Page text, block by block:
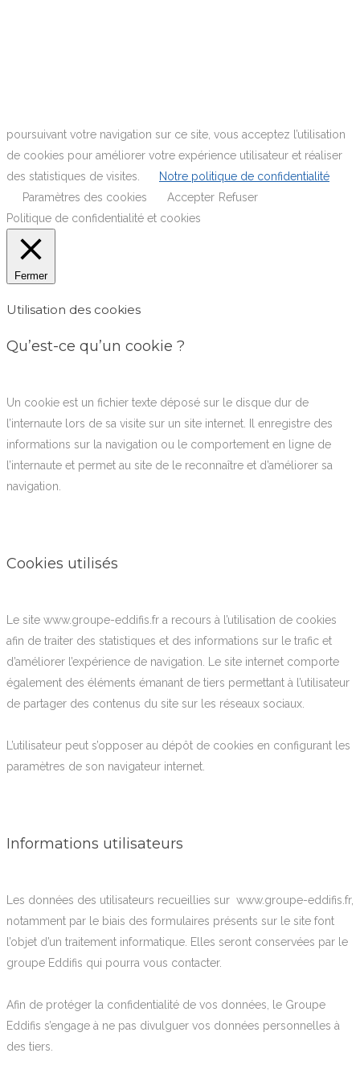
poursuivant votre navigation sur ce site, vous acceptez l’utilisation
de cookies pour améliorer votre expérience utilisateur et réaliser
des statistiques de visites.
Notre politique de confidentialité
Paramètres des cookies
Accepter Refuser
Politique de confidentialité et cookies
Fermer
Utilisation des cookies
Qu’est-ce qu’un cookie ?
Un cookie est un fichier texte déposé sur le disque dur de
l’internaute lors de sa visite sur un site internet. Il enregistre des
informations sur la navigation ou le comportement en ligne de
l’internaute et permet au site de le reconnaître et d’améliorer sa
navigation.
Cookies utilisés
Le site www.groupe-eddifis.fr a recours à l’utilisation de cookies
afin de traiter des statistiques et des informations sur le trafic et
d’améliorer l’expérience de navigation. Le site internet comporte
également des éléments émanant de tiers permettant à l’utilisateur
de partager des contenus du site sur les réseaux sociaux.
L’utilisateur peut s’opposer au dépôt de cookies en configurant les
paramètres de son navigateur internet.
Informations utilisateurs
Les données des utilisateurs recueillies sur www.groupe-eddifis.fr,
notamment par le biais des formulaires présents sur le site font
l’objet d’un traitement informatique. Elles seront conservées par le
groupe Eddifis qui pourra vous contacter.
Afin de protéger la confidentialité de vos données, le Groupe
Eddifis s’engage à ne pas divulguer vos données personnelles à
des tiers.